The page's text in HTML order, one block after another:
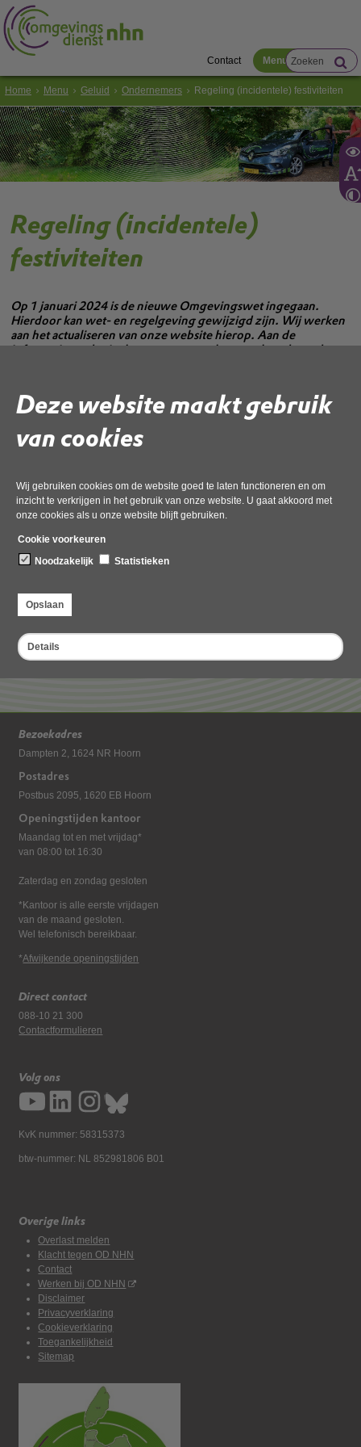
Deze website maakt gebruik
van cookies
Wij gebruiken cookies om de website goed te laten functioneren en om
inzicht te verkrijgen in het gebruik van onze website. U gaat akkoord met
onze cookies als u onze website blijft gebruiken.
Cookie voorkeuren
Noodzakelijk
Statistieken
Opslaan
Details
Contact Menu
Home Menu Geluid Ondernemers Regeling (incidentele) festiviteiten
Regeling (incidentele)
festiviteiten
Op 1 januari 2024 is de nieuwe Omgevingswet ingegaan.
Hierdoor kan wet- en regelgeving gewijzigd zijn. Wij werken
aan het actualiseren van onze website hierop. Aan de
informatie op de site kunnen geen rechten ontleend worden.
incidentele festiviteiten.
Geluid bij festiviteiten
Deel deze pagina
Formulieren
Formulier aanmelden (incidentele) festiviteiten
Bezoekadres
Dampten 2, 1624 NR Hoorn
Postadres
Postbus 2095, 1620 EB Hoorn
Openingstijden kantoor
Maandag tot en met vrijdag*
van 08:00 tot 16:30
Zaterdag en zondag gesloten
*Kantoor is alle eerste vrijdagen
van de maand gesloten.
Wel telefonisch bereikbaar.
*Afwijkende openingstijden
Direct contact
088-10 21 300
Contactformulieren
Volg ons
KvK nummer: 58315373
btw-nummer: NL 852981806 B01
Overige links
Overlast melden
Klacht tegen OD NHN
Contact
Werken bij OD NHN
Disclaimer
Privacyverklaring
Cookieverklaring
Toegankelijkheid
Sitemap